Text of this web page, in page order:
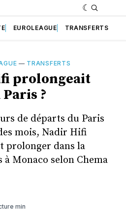
EUROLEAGUE TRANSFERTS
— TRANSFERTS
prolongeait
?
de départs du Paris
mois, Nadir Hifi
prolonger dans la
Monaco selon Chema
min